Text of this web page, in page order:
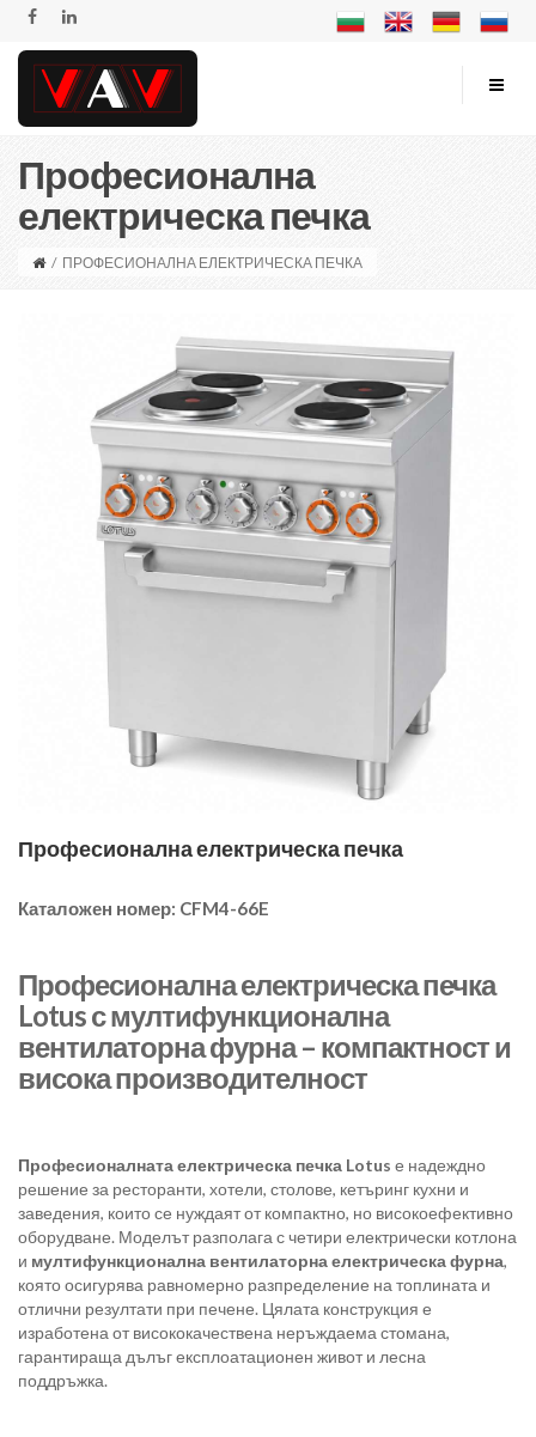
Професионална
електрическа печка
/ ПРОФЕСИОНАЛНА ЕЛЕКТРИЧЕСКА ПЕЧКА
Професионална електрическа печка
Каталожен номер: CFM4-66E
Професионална електрическа печка
Lotus с мултифункционална
вентилаторна фурна – компактност и
висока производителност
Професионалната електрическа печка Lotus е надеждно
решение за ресторанти, хотели, столове, кетъринг кухни и
заведения, които се нуждаят от компактно, но високоефективно
оборудване. Моделът разполага с четири електрически котлона
и мултифункционална вентилаторна електрическа фурна,
която осигурява равномерно разпределение на топлината и
отлични резултати при печене. Цялата конструкция е
изработена от висококачествена неръждаема стомана,
гарантираща дълъг експлоатационен живот и лесна
поддръжка.